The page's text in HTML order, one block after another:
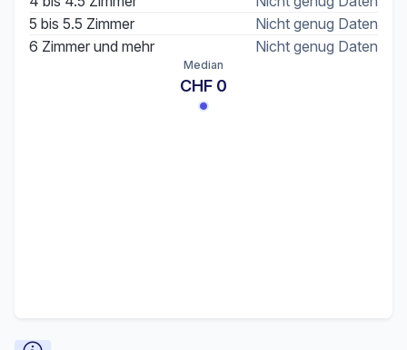
5 bis 5.5 Zimmer
Nicht genug Daten
6 Zimmer und mehr
Nicht genug Daten
Median
CHF 0